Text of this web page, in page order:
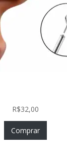
R$32,00
Comprar